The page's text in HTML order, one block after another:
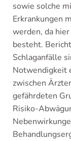
sowie solche
Erkrankungen
werden, da
besteht.
Schlaganfälle
Notwendigkeit
zwischen
gefährdeten
Risiko-